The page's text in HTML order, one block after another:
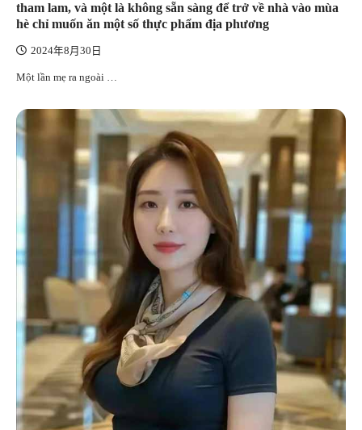
tham lam, và một là không sẵn sàng để trở về nhà vào mùa
hè chỉ muốn ăn một số thực phẩm địa phương
2024年8月30日
Một lần mẹ ra ngoài …